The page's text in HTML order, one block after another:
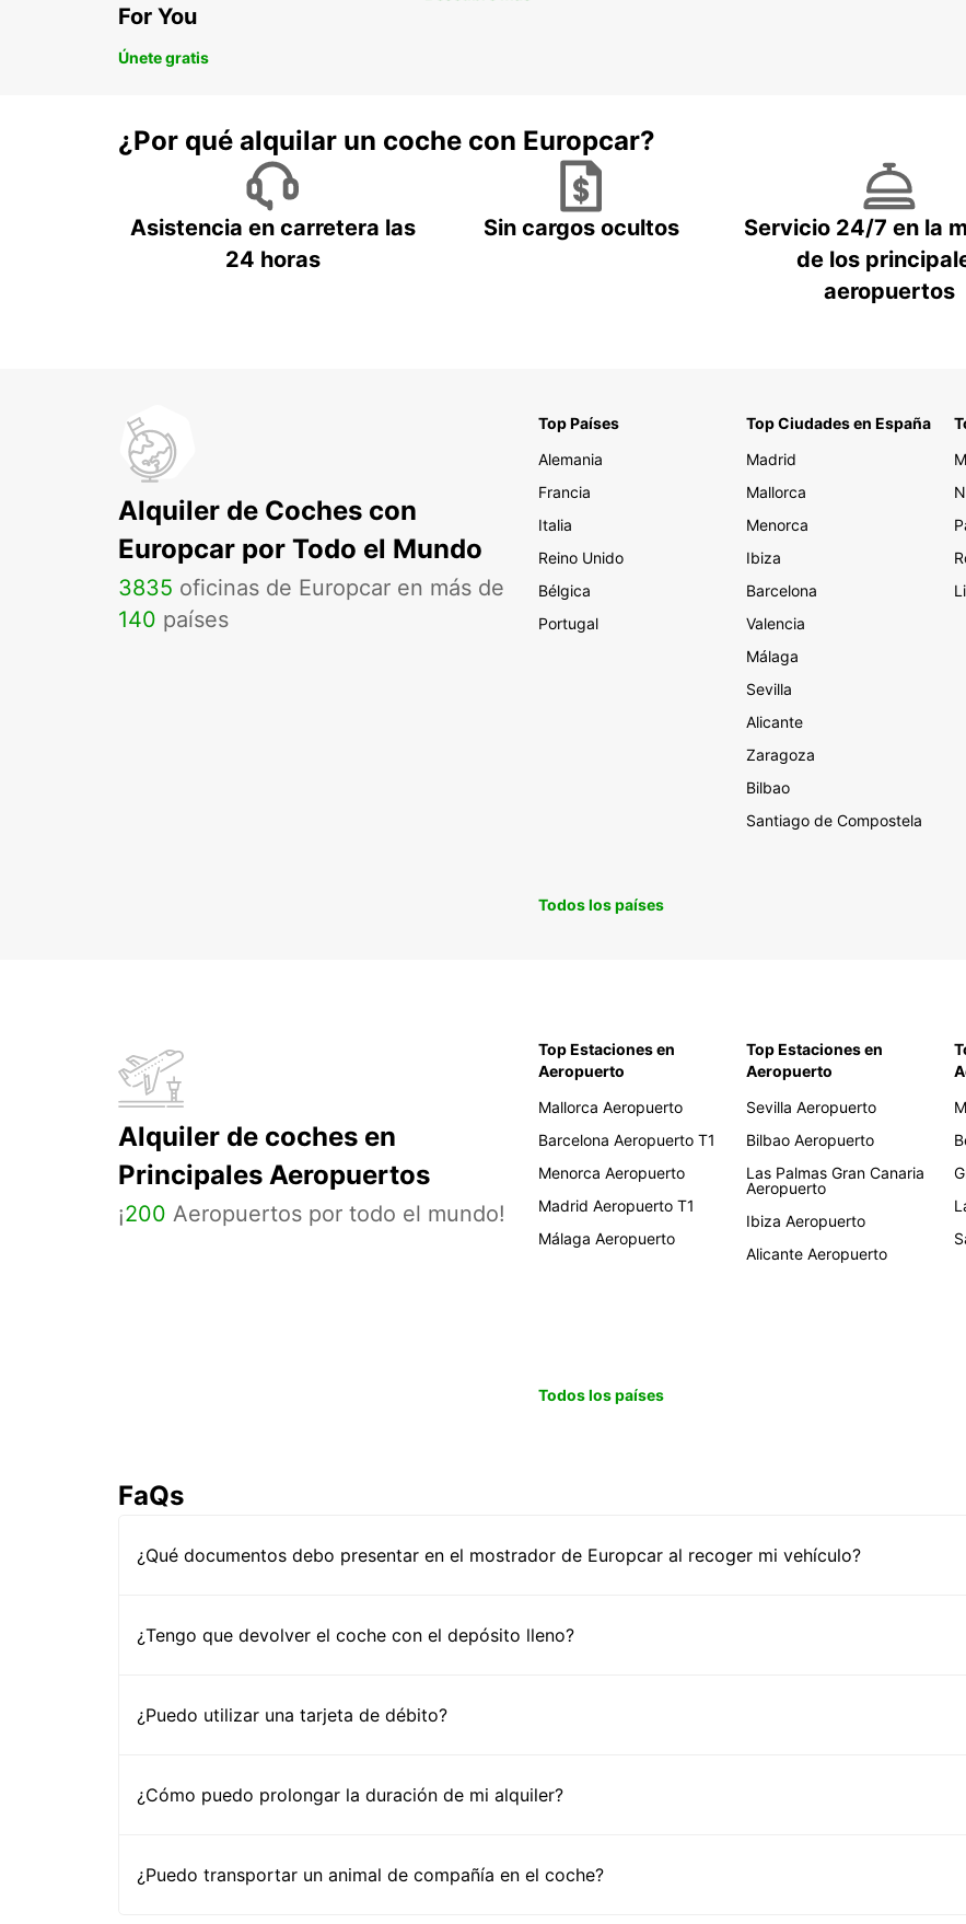
For You
Únete gratis
¿Por qué alquilar un coche con Europcar?
Asistencia en carretera las
24 horas
Sin cargos ocultos
Servicio 24/7 en la
de los
aeropuertos
Alquiler de Coches con
Europcar por Todo el Mundo
3835 oficinas de Europcar en más de
140 países
Top Países
Alemania
Francia
Italia
Reino Unido
Bélgica
Portugal
Top Ciudades en España
Madrid
Mallorca
Menorca
Ibiza
Barcelona
Valencia
Málaga
Sevilla
Alicante
Zaragoza
Bilbao
Santiago de Compostela
Todos los países
Alquiler de coches en
Principales Aeropuertos
¡200 Aeropuertos por todo el mundo!
Top Estaciones en
Aeropuerto
Mallorca Aeropuerto
Barcelona Aeropuerto T1
Menorca Aeropuerto
Madrid Aeropuerto T1
Málaga Aeropuerto
Top Estaciones en
Aeropuerto
Sevilla Aeropuerto
Bilbao Aeropuerto
Las Palmas Gran Canaria
Aeropuerto
Ibiza Aeropuerto
Alicante Aeropuerto
Todos los países
FaQs
¿Qué documentos debo presentar en el mostrador de Europcar al recoger mi vehículo?
¿Tengo que devolver el coche con el depósito lleno?
¿Puedo utilizar una tarjeta de débito?
¿Cómo puedo prolongar la duración de mi alquiler?
¿Puedo transportar un animal de compañía en el coche?